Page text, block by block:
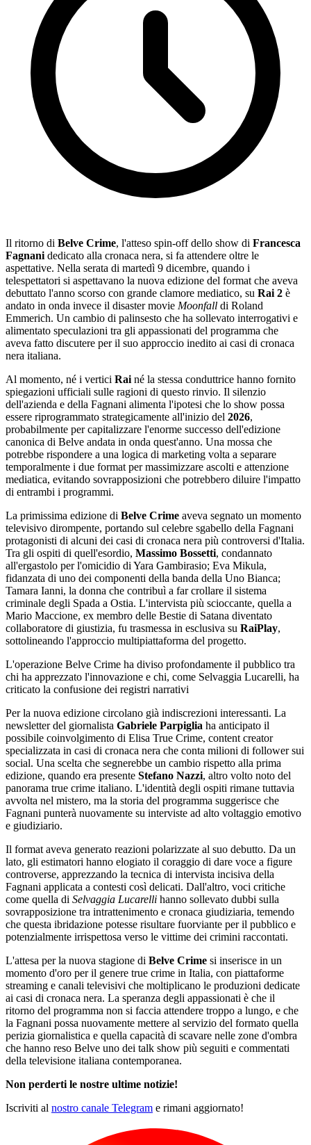
Il ritorno di Belve Crime, l'atteso spin-off dello show di Francesca
Fagnani dedicato alla cronaca nera, si fa attendere oltre le
aspettative. Nella serata di martedì 9 dicembre, quando i
telespettatori si aspettavano la nuova edizione del format che aveva
debuttato l'anno scorso con grande clamore mediatico, su Rai 2 è
andato in onda invece il disaster movie Moonfall di Roland
Emmerich. Un cambio di palinsesto che ha sollevato interrogativi e
alimentato speculazioni tra gli appassionati del programma che
aveva fatto discutere per il suo approccio inedito ai casi di cronaca
nera italiana.
Al momento, né i vertici Rai né la stessa conduttrice hanno fornito
spiegazioni ufficiali sulle ragioni di questo rinvio. Il silenzio
dell'azienda e della Fagnani alimenta l'ipotesi che lo show possa
essere riprogrammato strategicamente all'inizio del 2026,
probabilmente per capitalizzare l'enorme successo dell'edizione
canonica di Belve andata in onda quest'anno. Una mossa che
potrebbe rispondere a una logica di marketing volta a separare
temporalmente i due format per massimizzare ascolti e attenzione
mediatica, evitando sovrapposizioni che potrebbero diluire l'impatto
di entrambi i programmi.
La primissima edizione di Belve Crime aveva segnato un momento
televisivo dirompente, portando sul celebre sgabello della Fagnani
protagonisti di alcuni dei casi di cronaca nera più controversi d'Italia.
Tra gli ospiti di quell'esordio, Massimo Bossetti, condannato
all'ergastolo per l'omicidio di Yara Gambirasio; Eva Mikula,
fidanzata di uno dei componenti della banda della Uno Bianca;
Tamara Ianni, la donna che contribuì a far crollare il sistema
criminale degli Spada a Ostia. L'intervista più scioccante, quella a
Mario Maccione, ex membro delle Bestie di Satana diventato
collaboratore di giustizia, fu trasmessa in esclusiva su RaiPlay,
sottolineando l'approccio multipiattaforma del progetto.
L'operazione Belve Crime ha diviso profondamente il pubblico tra
chi ha apprezzato l'innovazione e chi, come Selvaggia Lucarelli, ha
criticato la confusione dei registri narrativi
Per la nuova edizione circolano già indiscrezioni interessanti. La
newsletter del giornalista Gabriele Parpiglia ha anticipato il
possibile coinvolgimento di Elisa True Crime, content creator
specializzata in casi di cronaca nera che conta milioni di follower sui
social. Una scelta che segnerebbe un cambio rispetto alla prima
edizione, quando era presente Stefano Nazzi, altro volto noto del
panorama true crime italiano. L'identità degli ospiti rimane tuttavia
avvolta nel mistero, ma la storia del programma suggerisce che
Fagnani punterà nuovamente su interviste ad alto voltaggio emotivo
e giudiziario.
Il format aveva generato reazioni polarizzate al suo debutto. Da un
lato, gli estimatori hanno elogiato il coraggio di dare voce a figure
controverse, apprezzando la tecnica di intervista incisiva della
Fagnani applicata a contesti così delicati. Dall'altro, voci critiche
come quella di Selvaggia Lucarelli hanno sollevato dubbi sulla
sovrapposizione tra intrattenimento e cronaca giudiziaria, temendo
che questa ibridazione potesse risultare fuorviante per il pubblico e
potenzialmente irrispettosa verso le vittime dei crimini raccontati.
L'attesa per la nuova stagione di Belve Crime si inserisce in un
momento d'oro per il genere true crime in Italia, con piattaforme
streaming e canali televisivi che moltiplicano le produzioni dedicate
ai casi di cronaca nera. La speranza degli appassionati è che il
ritorno del programma non si faccia attendere troppo a lungo, e che
la Fagnani possa nuovamente mettere al servizio del formato quella
perizia giornalistica e quella capacità di scavare nelle zone d'ombra
che hanno reso Belve uno dei talk show più seguiti e commentati
della televisione italiana contemporanea.
Non perderti le nostre ultime notizie!
Iscriviti al nostro canale Telegram e rimani aggiornato!